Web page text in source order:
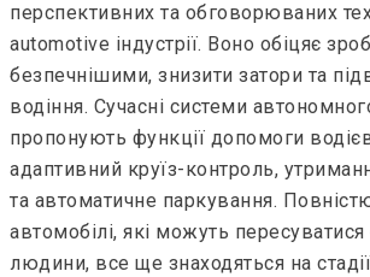
перспективних та обговорюваних
automotive індустрії. Воно обіцяє
безпечнішими, знизити затори та
водіння. Сучасні системи
пропонують функції допомоги
адаптивний круїз-контроль,
та автоматичне паркування.
автомобілі, які можуть
людини, все ще знаходяться на